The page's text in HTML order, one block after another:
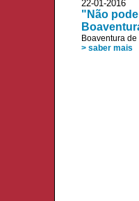
22-01-2016
"Não
Boaventura
> saber mais